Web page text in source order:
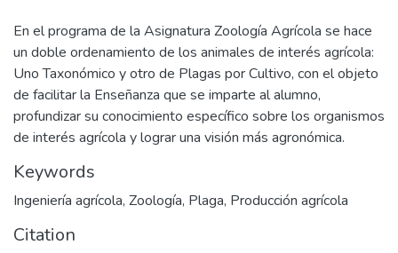
En el programa de la Asignatura Zoología Agrícola se hace
un doble ordenamiento de los animales de interés agrícola:
Uno Taxonómico y otro de Plagas por Cultivo, con el objeto
de facilitar la Enseñanza que se imparte al alumno,
profundizar su conocimiento específico sobre los organismos
de interés agrícola y lograr una visión más agronómica.
Keywords
Ingeniería agrícola, Zoología, Plaga, Producción agrícola
Citation